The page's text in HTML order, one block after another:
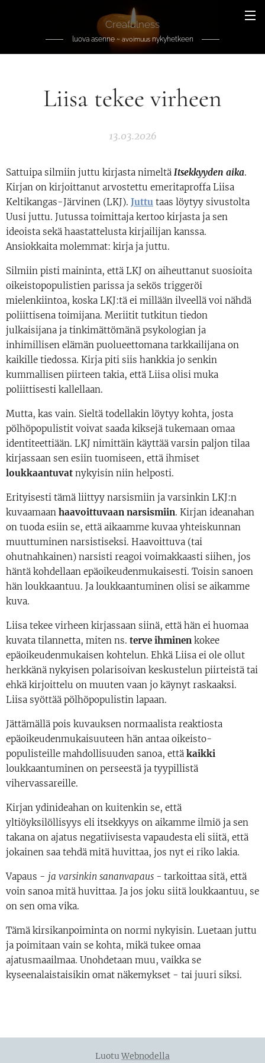
Creafulness
luova asenne ~ avoimuusnykyhetkeen
Liisa tekee virheen
13.03.2026
Sattuipa silmiin juttu kirjasta nimeltä Itsekkyyden aika.
Kirjan on kirjoittanut arvostettu emeritaproffa Liisa
Keltikangas-Järvinen (LKJ). Juttu taas löytyy sivustolta
Uusi juttu. Jutussa toimittaja kertoo kirjasta ja sen
ideoista sekä haastattelusta kirjailijan kanssa.
Ansiokkaita molemmat: kirja ja juttu.
Silmiin pisti maininta, että LKJ on aiheuttanut suosioita
oikeistopopulistien parissa ja sekös triggeröi
mielenkiintoa, koska LKJ:tä ei millään ilveellä voi nähdä
poliittisena toimijana. Meriitit tutkitun tiedon
julkaisijana ja tinkimättömänä psykologian ja
inhimillisen elämän puolueettomana tarkkailijana on
kaikille tiedossa. Kirja piti siis hankkia jo senkin
kummallisen piirteen takia, että Liisa olisi muka
poliittisesti kallellaan.
Mutta, kas vain. Sieltä todellakin löytyy kohta, josta
pölhöpopulistit voivat saada kiksejä tukemaan omaa
identiteettiään. LKJ nimittäin käyttää varsin paljon tilaa
kirjassaan sen esiin tuomiseen, että ihmiset
loukkaantuvat nykyisin niin helposti.
Erityisesti tämä liittyy narsismiin ja varsinkin LKJ:n
kuvaamaan haavoittuvaan narsismiin. Kirjan ideanahan
on tuoda esiin se, että aikaamme kuvaa yhteiskunnan
muuttuminen narsistiseksi. Haavoittuva (tai
ohutnahkainen) narsisti reagoi voimakkaasti siihen, jos
häntä kohdellaan epäoikeudenmukaisesti. Toisin sanoen
hän loukkaantuu. Ja loukkaantuminen olisi se aikamme
kuva.
Liisa tekee virheen kirjassaan siinä, että hän ei huomaa
kuvata tilannetta, miten ns. terve ihminen kokee
epäoikeudenmukaisen kohtelun. Ehkä Liisa ei ole ollut
herkkänä nykyisen polarisoivan keskustelun piirteistä tai
ehkä kirjoittelu on muuten vaan jo käynyt raskaaksi.
Liisa syöttää pölhöpopulistin lapaan.
Jättämällä pois kuvauksen normaalista reaktiosta
epäoikeudenmukaisuuteen hän antaa oikeisto-
populisteille mahdollisuuden sanoa, että kaikki
loukkaantuminen on perseestä ja tyypillistä
vihervassareille.
Kirjan ydinideahan on kuitenkin se, että
yltiöyksilöllisyys eli itsekkyys on aikamme ilmiö ja sen
takana on ajatus negatiivisesta vapaudesta eli siitä, että
jokainen saa tehdä mitä huvittaa, jos nyt ei riko lakia.
Vapaus - ja varsinkin sananvapaus - tarkoittaa sitä, että
voin sanoa mitä huvittaa. Ja jos joku siitä loukkaantuu, se
on sen oma vika.
Tämä kirsikanpoiminta on normi nykyisin. Luetaan juttu
ja poimitaan vain se kohta, mikä tukee omaa
ajatusmaailmaa. Unohdetaan muu, vaikka se
kyseenalaistaisikin omat näkemykset - tai juuri siksi.
Luotu Webnodella